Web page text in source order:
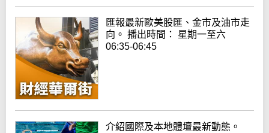
匯報最新歐美股匯、金市及油市走
向。 播出時間： 星期一至六
06:35-06:45
介紹國際及本地體壇最新動態。